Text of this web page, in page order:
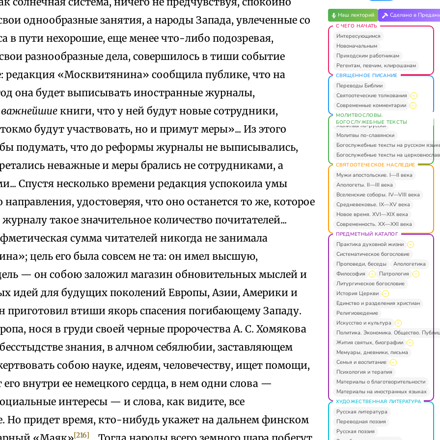
однообразные занятия, а народы Запада, увлеченные со
в пути нехорошие, еще менее что-либо подозревая,
разнообразные дела, совершилось в тиши событие
редакция «Москвитянина» сообщила публике, что на
она будет выписывать иностранные журналы,
важнейшие книги, что у ней будут новые сотрудники,
будут участвовать, но и примут меры»... Из этого
подумать, что до реформы журналы не выписывались,
неважные и меры брались не сотрудниками, а
Спустя несколько времени редакция успокоила умы
направления, удостоверяя, что оно останется то же, которое
такое значительное количество почитателей...
сумма читателей никогда не занимала
цель его была совсем не та: он имел высшую,
— он собою заложил магазин обновительных мыслей и
идей для будущих поколений Европы, Азии, Америки и
приготовил втиши якорь спасения погибающему Западу.
нося в груди своей черные пророчества А. С. Хомякова
знания, в алчном себялюбии, заставляющем
собою науке, идеям, человечеству, ищет помощи,
его внутри ее немецкого сердца, в нем одни слова —
интересы — и слова, как видите, все
Но придет время, кто-нибудь укажет на дальнем финском
[216]
Наш лекторий Сделано в
С ЧЕГО НАЧАТЬ
Интересующимся
Новоначальным
Приходским работникам
Регентам, певчим, клирошанам
СВЯЩЕННОЕ ПИСАНИЕ
Переводы Библии
Святоотеческие толкования
Современные комментарии
МОЛИТВОСЛОВЫ.
БОГОСЛУЖЕБНЫЕ ТЕКСТЫ
Молитвы по-русски
Молитвы по-славянски
Богослужебные тексты на русском
Богослужебные тексты на
СВЯТООТЕЧЕСКОЕ НАСЛЕДИЕ
Мужи апостольские. I—II века
Апологеты. II—III века
Вселенские соборы. IV—VIII века
Средневековье. IX—XV века
Новое время. XVI—XIX века
Современность. XX—XXI века
ПРЕДМЕТНЫЙ КАТАЛОГ
Практика духовной жизни
Систематическое богословие
Проповеди, беседы
Апологетика
Философия
Патрология
Литургическое богословие
История Церкви
Единство и разделения христиан
Религиоведение
Искусство и культура
Политика. Экономика. Общество.
Жития святых, биографии
Мемуары, дневники, письма
Семья и воспитание
Психология и терапия
Материалы о благотворительности
Материалы на иностранных языках
ХУДОЖЕСТВЕННАЯ ЛИТЕРАТУРА
Русская литература
Переводная поэзия
Русская поэзия